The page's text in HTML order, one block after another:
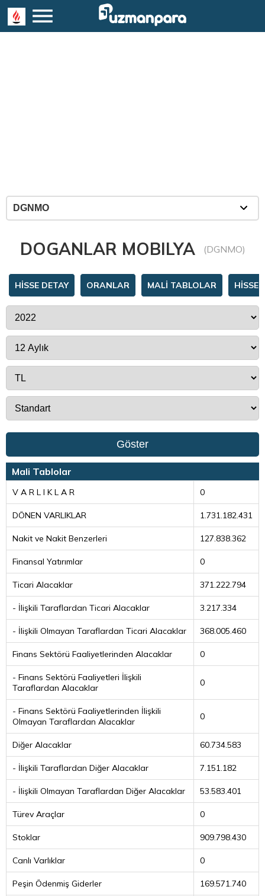
DOGANLAR MOBILYA (DGNMO)
HİSSE DETAY ORANLAR MALİ TABLOLAR HİSSE
Göster
Mali Tablolar
V A R L I K L A R 0
DÖNEN VARLIKLAR 1.731.182.431
Nakit ve Nakit Benzerleri 127.838.362
Finansal Yatırımlar 0
Ticari Alacaklar 371.222.794
- İlişkili Taraflardan Ticari Alacaklar 3.217.334
- İlişkili Olmayan Taraflardan Ticari Alacaklar 368.005.460
Finans Sektörü Faaliyetlerinden Alacaklar 0
- Finans Sektörü Faaliyetleri İlişkili
Taraflardan Alacaklar
0
- Finans Sektörü Faaliyetlerinden İlişkili
Olmayan Taraflardan Alacaklar
0
Diğer Alacaklar 60.734.583
- İlişkili Taraflardan Diğer Alacaklar 7.151.182
- İlişkili Olmayan Taraflardan Diğer Alacaklar 53.583.401
Türev Araçlar 0
Stoklar 909.798.430
Canlı Varlıklar 0
Peşin Ödenmiş Giderler 169.571.740